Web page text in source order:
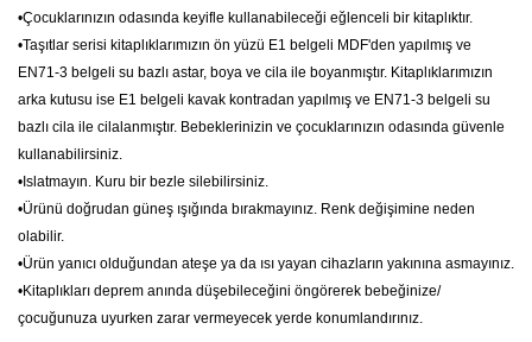
•Çocuklarınızın odasında keyifle kullanabileceği eğlenceli bir kitaplıktır.
•Taşıtlar serisi kitaplıklarımızın ön yüzü E1 belgeli MDF'den yapılmış ve
EN71-3 belgeli su bazlı astar, boya ve cila ile boyanmıştır. Kitaplıklarımızın
arka kutusu ise E1 belgeli kavak kontradan yapılmış ve EN71-3 belgeli su
bazlı cila ile cilalanmıştır. Bebeklerinizin ve çocuklarınızın odasında güvenle
kullanabilirsiniz.
•Islatmayın. Kuru bir bezle silebilirsiniz.
•Ürünü doğrudan güneş ışığında bırakmayınız. Renk değişimine neden
olabilir.
•Ürün yanıcı olduğundan ateşe ya da ısı yayan cihazların yakınına asmayınız.
•Kitaplıkları deprem anında düşebileceğini öngörerek bebeğinize/
çocuğunuza uyurken zarar vermeyecek yerde konumlandırınız.